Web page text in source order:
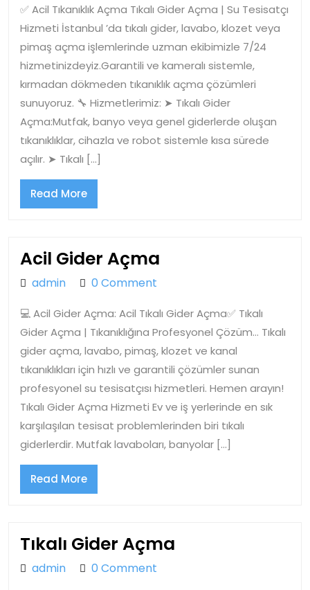
✅ Acil Tıkanıklık Açma Tıkalı Gider Açma | Su Tesisatçı
Hizmeti İstanbul ’da tıkalı gider, lavabo, klozet veya
pimaş açma işlemlerinde uzman ekibimizle 7/24
hizmetinizdeyiz.Garantili ve kameralı sistemle,
kırmadan dökmeden tıkanıklık açma çözümleri
sunuyoruz. 🔧 Hizmetlerimiz: ➤ Tıkalı Gider
Açma:Mutfak, banyo veya genel giderlerde oluşan
tıkanıklıklar, cihazla ve robot sistemle kısa sürede
açılır. ➤ Tıkalı […]
Read MoreRead
More
Acil Gider Açma
adminadmin0 Comment
💻 Acil Gider Açma: Acil Tıkalı Gider Açma✅ Tıkalı
Gider Açma | Tıkanıklığına Profesyonel Çözüm… Tıkalı
gider açma, lavabo, pimaş, klozet ve kanal
tıkanıklıkları için hızlı ve garantili çözümler sunan
profesyonel su tesisatçısı hizmetleri. Hemen arayın!
Tıkalı Gider Açma Hizmeti Ev ve iş yerlerinde en sık
karşılaşılan tesisat problemlerinden biri tıkalı
giderlerdir. Mutfak lavaboları, banyolar […]
Read MoreRead
More
Tıkalı Gider Açma
adminadmin0 Comment